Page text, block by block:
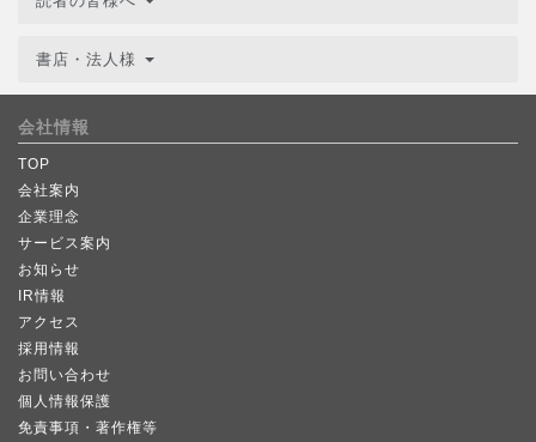
書店・法人様
会社情報
TOP
会社案内
企業理念
サービス案内
お知らせ
IR情報
アクセス
採用情報
お問い合わせ
個人情報保護
免責事項・著作権等